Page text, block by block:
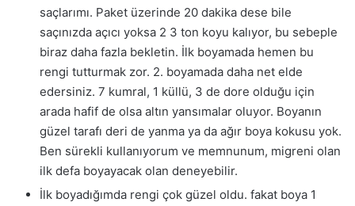
saçlarımı. Paket üzerinde 20 dakika dese bile
saçınızda açıcı yoksa 2 3 ton koyu kalıyor, bu sebeple
biraz daha fazla bekletin. İlk boyamada hemen bu
rengi tutturmak zor. 2. boyamada daha net elde
edersiniz. 7 kumral, 1 küllü, 3 de dore olduğu için
arada hafif de olsa altın yansımalar oluyor. Boyanın
güzel tarafı deri de yanma ya da ağır boya kokusu yok.
Ben sürekli kullanıyorum ve memnunum, migreni olan
ilk defa boyayacak olan deneyebilir.
İlk boyadığımda rengi çok güzel oldu. fakat boya 1